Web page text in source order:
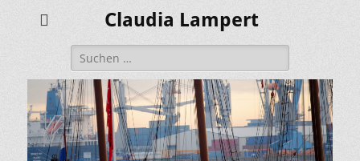
Claudia Lampert
Suchen
nach: